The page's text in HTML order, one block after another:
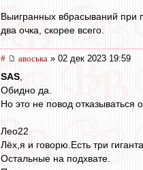
Выигранных вбрасываний при
два очка, скорее всего.
# авоська » 02 дек 2023 19:59
SAS
Обидно да.
Но это не повод отказываться
Лео22
Лёх,я и говорю.Есть три гиганта.
Остальные на подхвате.